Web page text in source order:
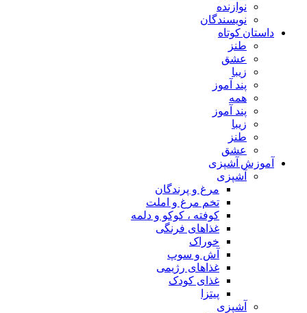
نوازنده
نویسندگان
داستان کوتاه
طنز
عشق
زیبا
پند آموز
همه
پند آموز
زیبا
طنز
عشق
آموزش آشپزی
آشپزی
مرغ و پرندگان
تخم مرغ و املت
کوفته ، کوکو و دلمه
غذاهای فرنگی
خوراک
آش و سوپ
غذاهای رژیمی
غذای کودک
پیتزا
آشپزی